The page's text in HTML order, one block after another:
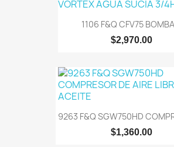
1106 F&Q CFV75
$2,970.00
9263 F&Q SGW750HD
$1,360.00